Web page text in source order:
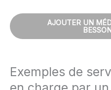
AJOUTER UN
Exemples de